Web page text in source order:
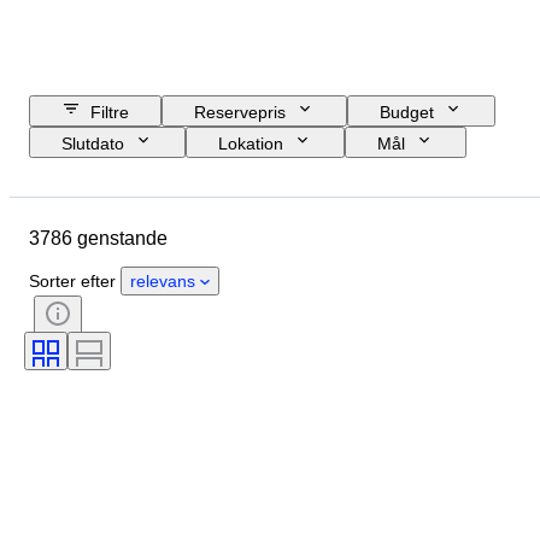
Filtre Reservepris
Budget
Slutdato
Lokation
Mål
Materiale
Certificering
Tilbehør inkluderet
Æra
Model
3786 genstande
Sorter efter relevans